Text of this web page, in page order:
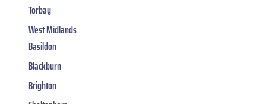
Torbay
West Midlands
Basildon
Blackburn
Brighton